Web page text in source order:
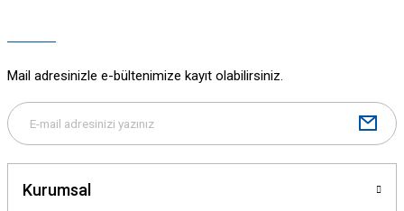
Bu ürüne benzer farklı alternatifler olmalı.
Mail adresinizle e-bültenimize kayıt olabilirsiniz.
Kurumsal